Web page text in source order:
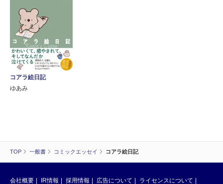
TOP 一般書 コミックエッセイ コアラ絵日記
コアラ絵日記
ゆあみ
会社概要 IR情報 採用情報 広告について ライセンスについて